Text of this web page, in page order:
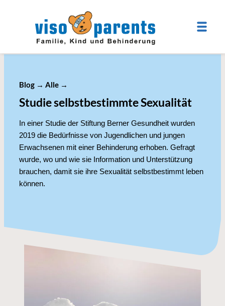
Blog → Alle →
Studie selbstbestimmte Sexualität
In einer Studie der Stiftung Berner Gesundheit wurden
2019 die Bedürfnisse von Jugendlichen und jungen
Erwachsenen mit einer Behinderung erhoben. Gefragt
wurde, wo und wie sie Information und Unterstützung
brauchen, damit sie ihre Sexualität selbstbestimmt leben
können.